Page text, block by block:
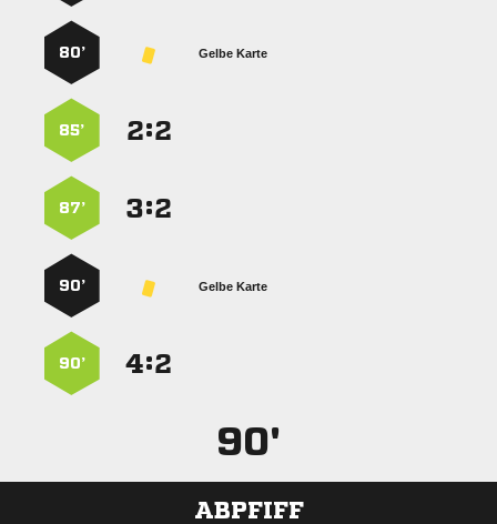
Gelbe Karte
80’
:
85’
:
87’
Gelbe Karte
90’
:
90’
90'
ABPFIFF